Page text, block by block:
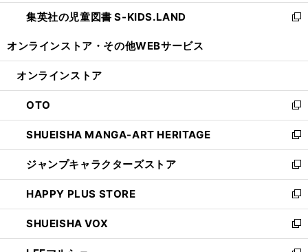
く
ウ
で
ン
ド
開
し
い
ン
ウ
で
開
く
集英社の児童図書 S-KIDS.LAND
新
ウ
ン
ド
ウ
で
開
く
オンラインストア・ その他WEBサービス
オンラインストア
OTO
新
し
い
ウ
ィ
ン
ド
ウ
で
開
SHUEISHA MANGA-ART HERITAGE
新
し
い
ウ
ィ
ン
ド
ウ
ジャンプキャラクターズストア
新
し
い
ウ
ィ
ン
HAPPY PLUS STORE
新
し
い
ウ
SHUEISHA VOX
新
し